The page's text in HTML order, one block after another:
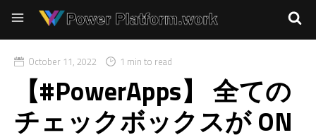
October 11, 2022 1 min to read
【#PowerApps】 全ての
チェックボックスが ON